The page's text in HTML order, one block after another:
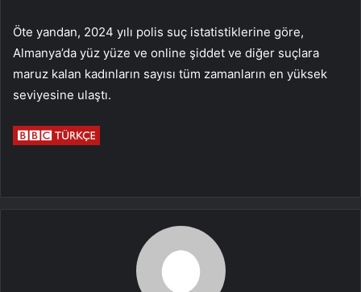
Öte yandan, 2024 yılı polis suç istatistiklerine göre,
Almanya’da yüz yüze ve online şiddet ve diğer suçlara
maruz kalan kadınların sayısı tüm zamanların en yüksek
seviyesine ulaştı.